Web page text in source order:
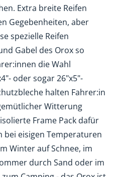
Extra breite Reifen
Gegebenheiten, aber
spezielle Reifen
Gabel des Orox so
die Wahl
oder sogar 26"x5"-
halten Fahrer:in
Witterung
Frame Pack dafür
bei eisigen Temperaturen
Winter auf Schnee, im
durch Sand oder im